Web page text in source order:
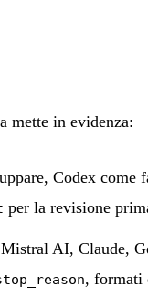
mette in evidenza:
Codex come
per la revisione
AI, Claude,
, formati